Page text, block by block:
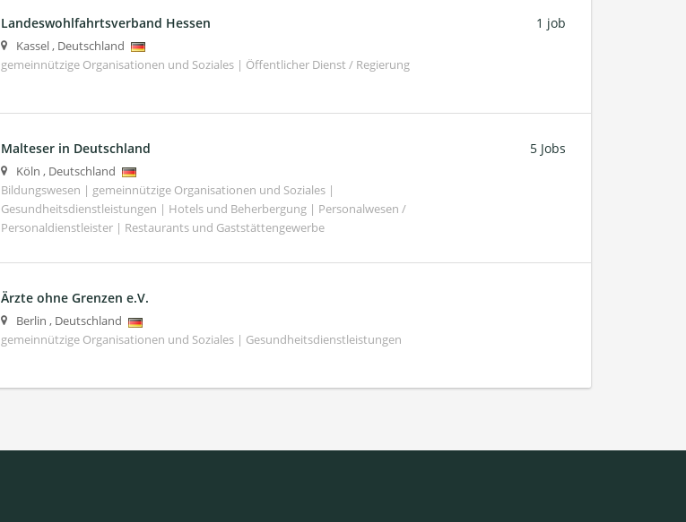
Landeswohlfahrtsverband Hessen
Kassel, Deutschland
gemeinnützige Organisationen und Soziales | Öffentlicher Dienst / Regierung
1 job
Malteser in Deutschland
Köln , Deutschland
Bildungswesen | gemeinnützige Organisationen und Soziales |
Gesundheitsdienstleistungen | Hotels und Beherbergung | Personalwesen /
Personaldienstleister | Restaurants und Gaststättengewerbe
5 Jobs
Ärzte ohne Grenzen e.V.
Berlin , Deutschland
gemeinnützige Organisationen und Soziales | Gesundheitsdienstleistungen